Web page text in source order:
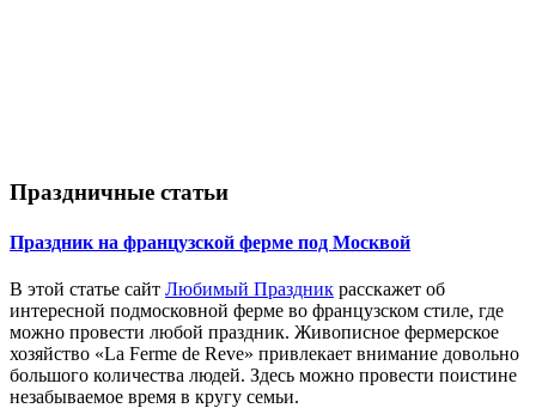
Праздничные статьи
Праздник на французской ферме под Москвой
В этой статье сайт Любимый Праздник расскажет об
интересной подмосковной ферме во французском стиле, где
можно провести любой праздник. Живописное фермерское
хозяйство «La Ferme de Reve» привлекает внимание довольно
большого количества людей. Здесь можно провести поистине
незабываемое время в кругу семьи.